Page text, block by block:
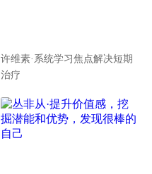
许维素·系统学习焦点解决短期
治疗